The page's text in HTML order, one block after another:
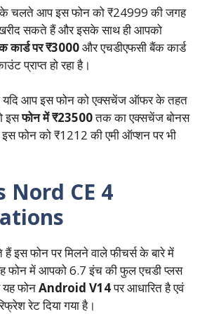
चलते आप इस फोन को ₹24999 की जगह
सकते हैं और इसके साथ ही आपको
पर ₹3000और एचडीएफसी बैंक कार्ड
प्राप्त हो रहा है।
यदि आप इस फोन को एक्सचेंज ऑफर के तहत
इसफोन में ₹23500तक का एक्सचेंज बोनस
फोन को ₹1212 की एमी ऑप्शन पर भी
Nord CE 4
इस फोन पर मिलने वाले फीचर्स के बारे में
फोन में आपको 6.7 इंच की फुल एचडी प्लस
यह फोनAndroid V14पर आधारित है एवं
रेट दिया गया है।